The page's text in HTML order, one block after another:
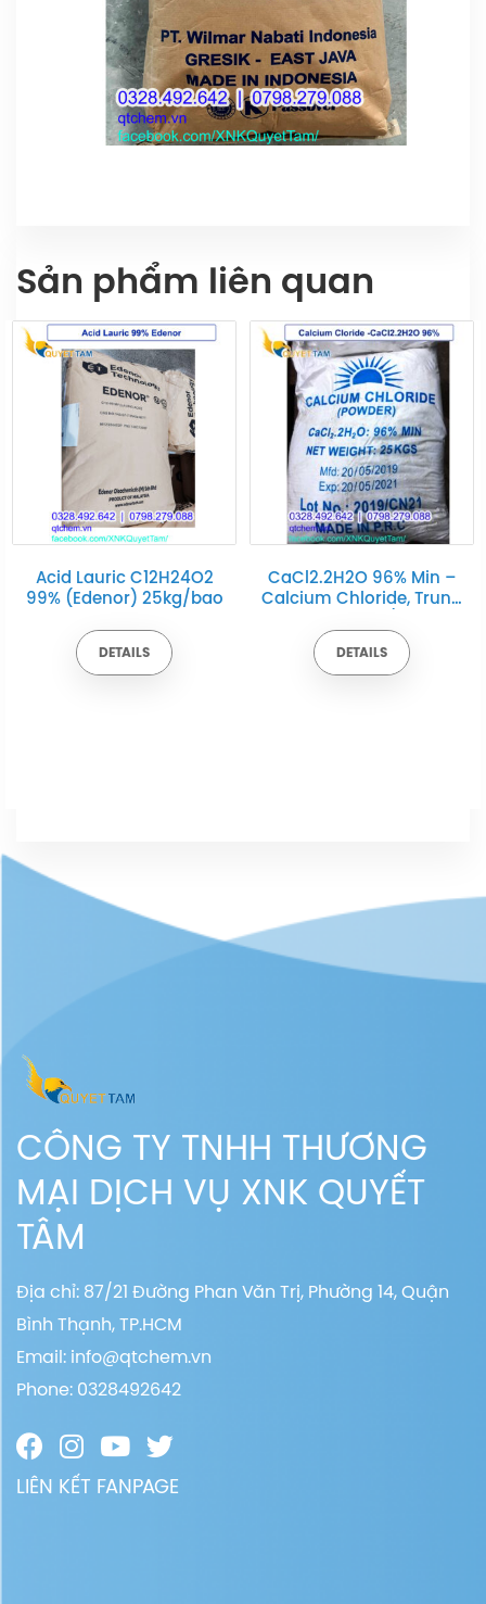
Sản phẩm liên quan
bao
CaCl2.2H2O 96% Min –
Calcium Chloride, Trung
DETAILS
Bột màu (Khói
Carbon Black N220
DETAILS
CÔNG TY TNHH THƯƠNG
MẠI DỊCH VỤ XNK QUYẾT
TÂM
Địa chỉ: 87/21 Đường Phan Văn Trị, Phường 14, Quận
Bình Thạnh, TP.HCM
Email: info@qtchem.vn
Phone: 0328492642
LIÊN KẾT FANPAGE